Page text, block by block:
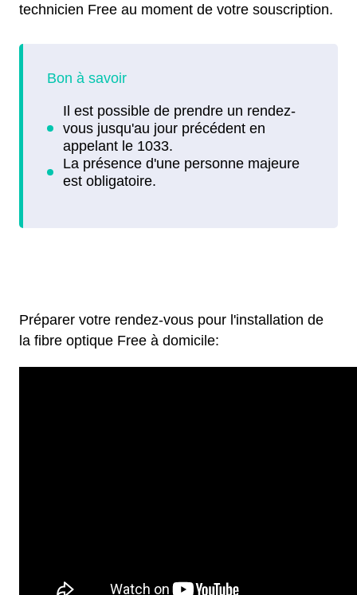
technicien Free au moment de votre souscription.
Préparer votre rendez-vous pour l'installation de
la fibre optique Free à domicile: